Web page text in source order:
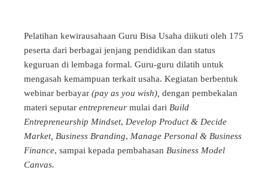
Pelatihan kewirausahaan Guru Bisa Usaha diikuti oleh 175
peserta dari berbagai jenjang pendidikan dan status
keguruan di lembaga formal. Guru-guru dilatih untuk
mengasah kemampuan terkait usaha. Kegiatan berbentuk
webinar berbayar (pay as you wish), dengan pembekalan
materi seputar entrepreneur mulai dari Build
Entrepreneurship Mindset, Develop Product & Decide
Market, Business Branding, Manage Personal & Business
Finance, sampai kepada pembahasan Business Model
Canvas.